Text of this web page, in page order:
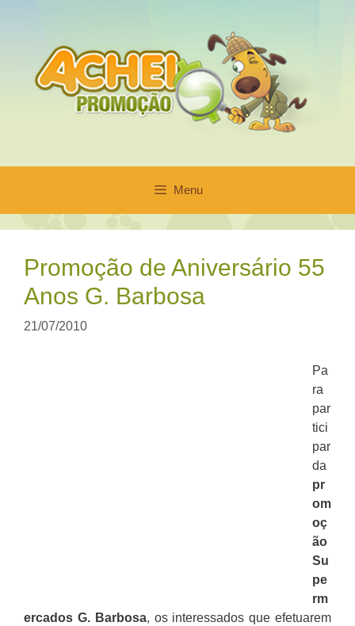
conteúdo
Menu
Promoção de Aniversário 55
Anos G. Barbosa
21/07/2010
Pa
ra
par
tici
par
da
pr
om
oç
ão
Su
pe
rm
ercados G. Barbosa, os interessados que efetuarem